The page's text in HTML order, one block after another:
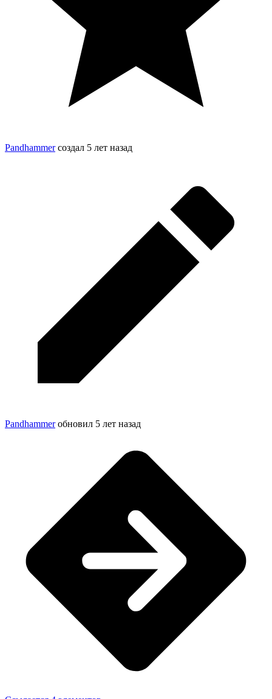
Pandhammerсоздал 5 лет назад
Pandhammerобновил 5 лет назад